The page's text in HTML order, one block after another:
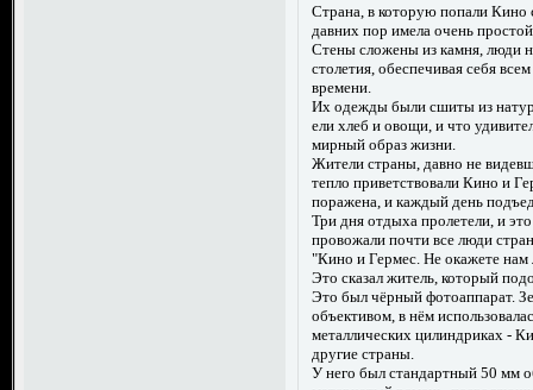
Страна, в которую попали Кино
давних пор имела очень
Стены сложены из камня, люди
столетия, обеспечивая себя
времени.
Их одежды были сшиты из
ели хлеб и овощи, и что
мирный образ жизни.
Жители страны, давно не
тепло приветствовали Кино и
поражена, и каждый день
Три дня отдыха пролетели, и
провожали почти все люди
"Кино и Гермес. Не окажете
Это сказал житель, который
Это был чёрный фотоаппарат.
объективом, в нём
металлических цилиндриках -
другие страны.
У него был стандартный 50 мм